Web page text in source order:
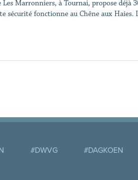
Marronniers, à Tournai, propose déjà
sécurité fonctionne au Chêne aux Haies.
#DWVG #DAGKOEN